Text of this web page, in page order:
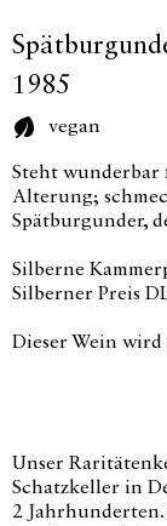
1985
vegan
Steht wunderbar
Alterung;
Spätburgunder,
Silberne
Silberner Preis
Dieser Wein
Unser
Schatzkeller in
2 Jahrhunderten.